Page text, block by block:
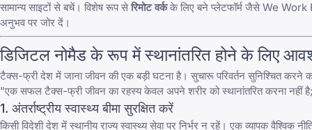
सामान्य साइटों से बचें। विशेष रूप से रिमोट वर्कके लिए बने प्लेटफॉर्म जैसे We
अनुभव पर जोर दें।
डिजिटल नोमैड के रूप में स्थानांतरित होने के लिए
टैक्स-फ्री देश में जाना जीवन की एक बड़ी घटना है। सुचारू परिवर्तन सुनिश्चित करने का
"एक सफल टैक्स-फ्री जीवन का रहस्य केवल अपने शरीर को स्थानांतरित करना नहीं
1. अंतर्राष्ट्रीय स्वास्थ्य बीमा सुरक्षित करें
किसी विदेशी देश में स्थानीय राज्य स्वास्थ्य सेवा पर निर्भर न रहें। एक व्यापक